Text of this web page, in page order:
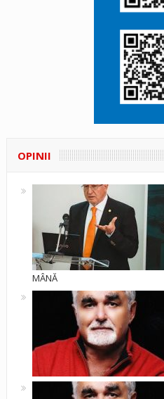
OPINII
MÂNĂ